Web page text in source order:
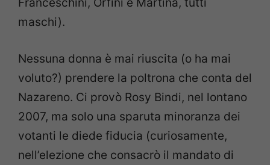
Franceschini, Orfini e Martina, tutti
maschi).
Nessuna donna è mai riuscita (o ha mai
voluto?) prendere la poltrona che conta del
Nazareno. Ci provò Rosy Bindi, nel lontano
2007, ma solo una sparuta minoranza dei
votanti le diede fiducia (curiosamente,
nell’elezione che consacrò il mandato di